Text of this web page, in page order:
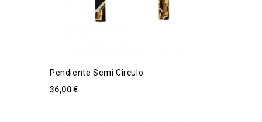
Pendiente Semi Circulo
36,00 €